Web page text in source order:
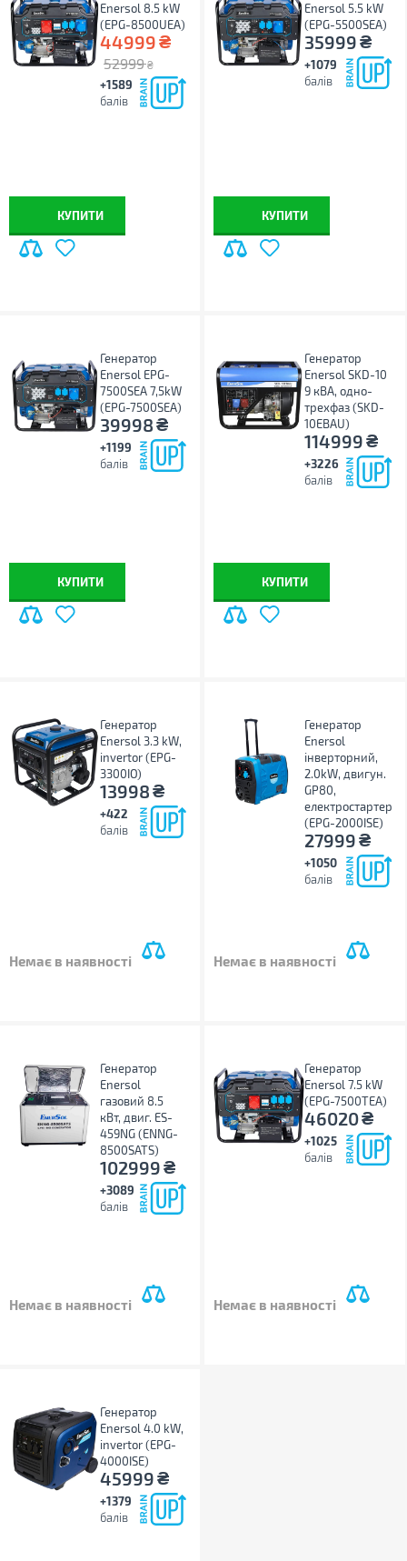
Enersol 8.5 kW
(EPG-8500UEA)
44999₴
52999 ₴
+1589
балів
КУПИТИ
Enersol 5.5 kW
(EPG-5500SEA)
35999₴
+1079
балів
КУПИТИ
Генератор
Enersol EPG-
7500SEA 7,5kW
(EPG-7500SEA)
39998₴
+1199
балів
КУПИТИ
Генератор
Enersol SKD-10
9 кВА, одно-
трехфаз (SKD-
10EBAU)
114999₴
+3226
балів
КУПИТИ
Генератор
Enersol 3.3 kW,
invertor (EPG-
3300IO)
13998₴
+422
балів
Немає в наявності
Генератор
Enersol
інверторний,
2.0kW, двигун.
GP80,
електростартер
(EPG-2000ISE)
27999₴
+1050
балів
Немає в наявності
Генератор
Enersol
газовий 8.5
кВт, двиг. ES-
459NG (ENNG-
8500SATS)
102999₴
+3089
балів
Немає в наявності
Генератор
Enersol 7.5 kW
(EPG-7500TEA)
46020₴
+1025
балів
Немає в наявності
Генератор
Enersol 4.0 kW,
invertor (EPG-
4000ISE)
45999₴
+1379
балів